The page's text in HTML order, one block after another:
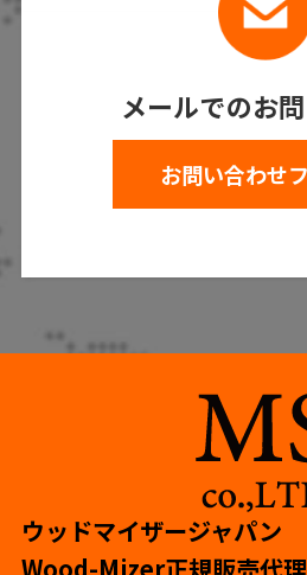
メールでのお
お問い合わせ
ウッドマイザージャパン
Wood-Mizer正規販売代